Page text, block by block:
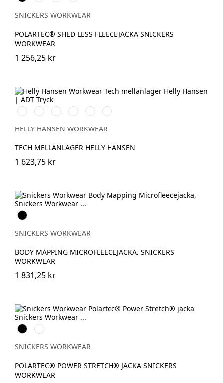
SNICKERS WORKWEAR
POLARTEC® SHED LESS FLEECEJACKA SNICKERS
WORKWEAR
1 256,25 kr
990
BLACK
590
NAVY
291
DARK
ORANGE
450
DARKEST
SPRUCE
930
GREY
MELANGE
580
Washed
Navy
HELLY HANSEN WORKWEAR
TECH MELLANLAGER HELLY HANSEN
1 623,75 kr
Svart
SNICKERS WORKWEAR
BODY MAPPING MICROFLEECEJACKA, SNICKERS
WORKWEAR
1 831,25 kr
Svart Khakigrön
SNICKERS WORKWEAR
POLARTEC® POWER STRETCH® JACKA SNICKERS
WORKWEAR